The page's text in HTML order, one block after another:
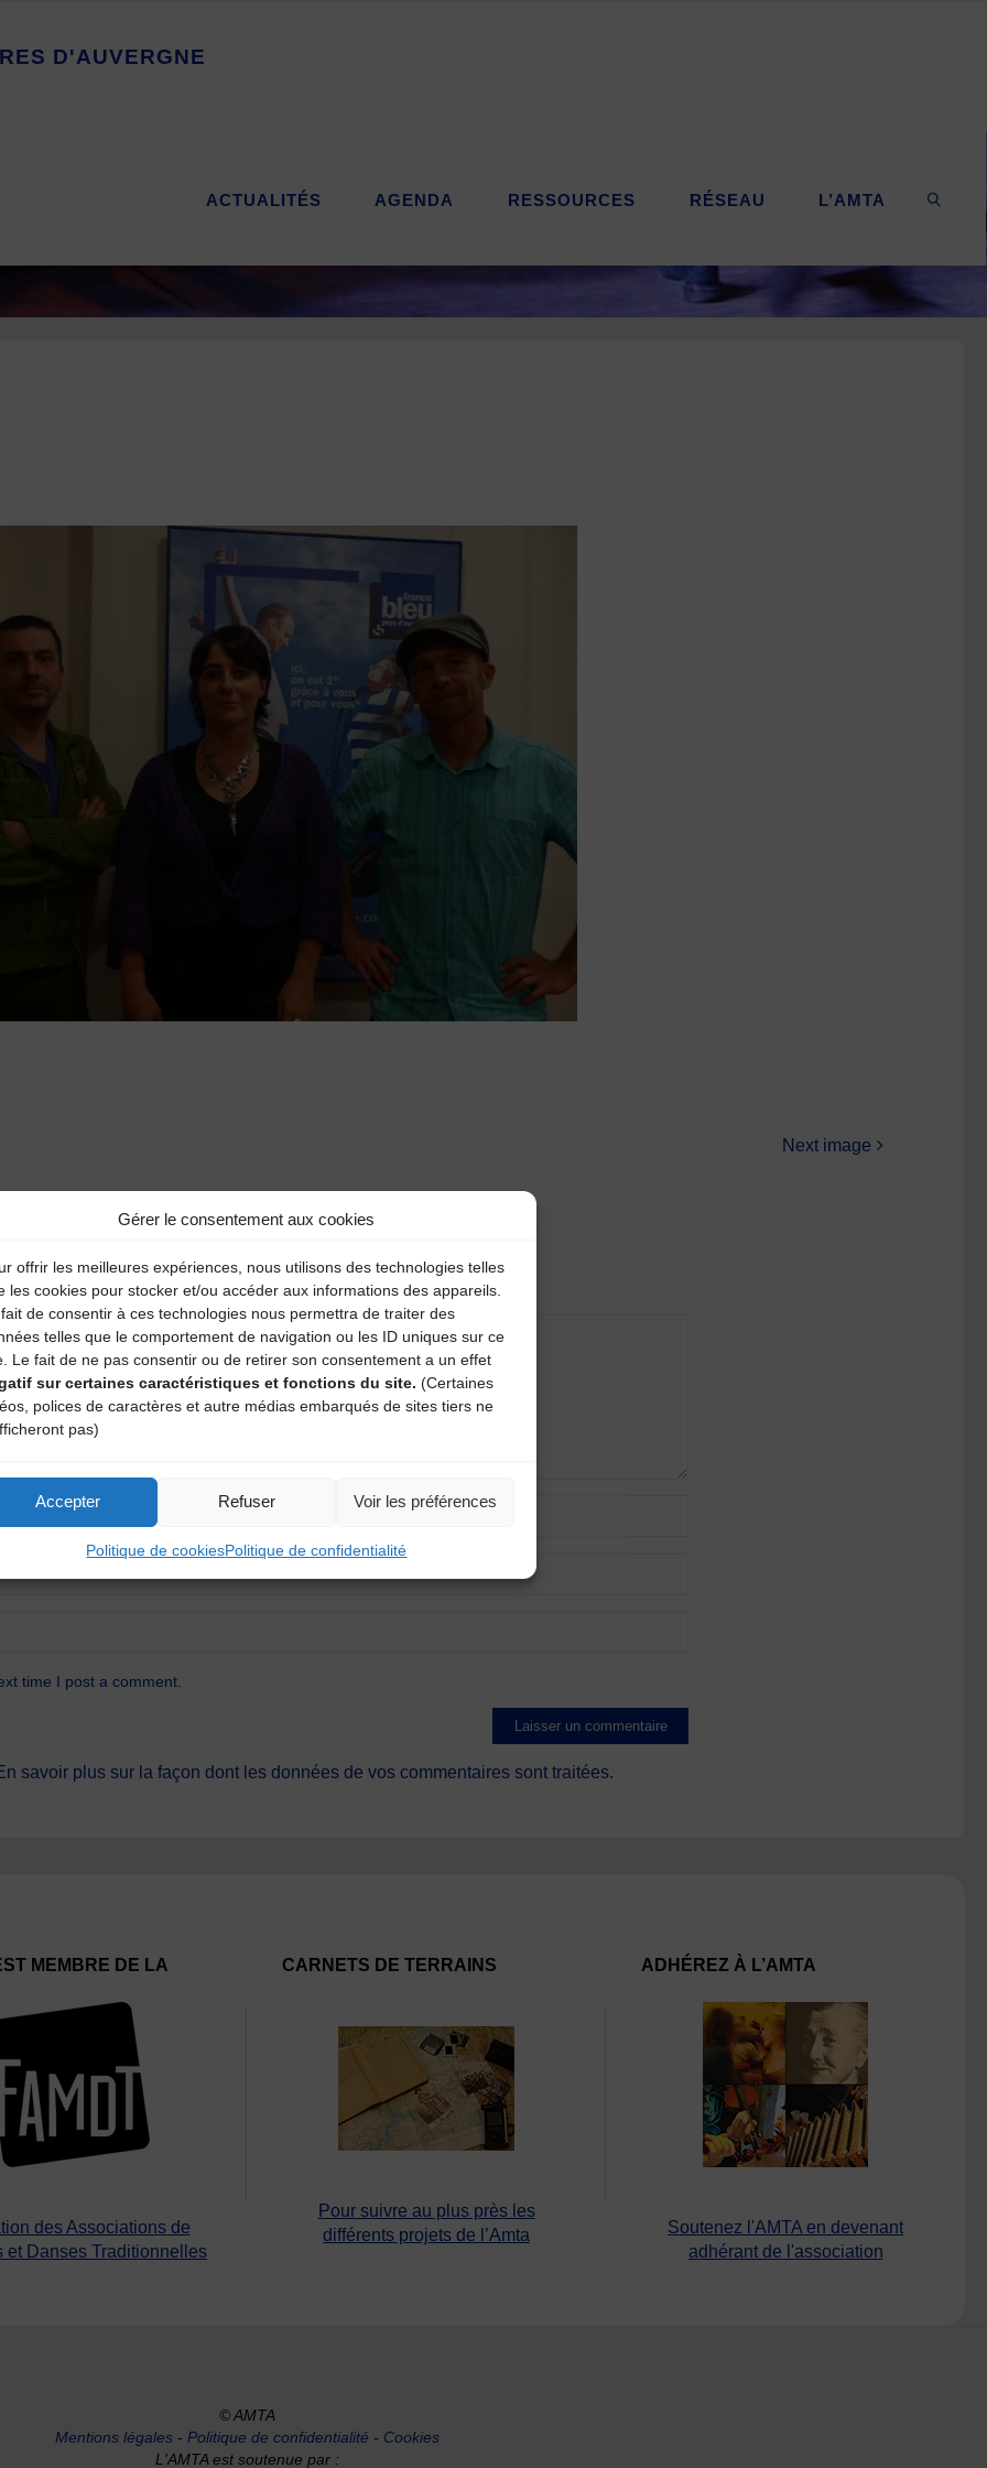
Gérer le consentement aux cookies
offrir les meilleures expériences, nous utilisons des technologies telles
les cookies pour stocker et/ou accéder aux informations des appareils.
de consentir à ces technologies nous permettra de traiter des
telles que le comportement de navigation ou les ID uniques sur ce
Le fait de ne pas consentir ou de retirer son consentement a un effet
sur certaines caractéristiques et fonctions du site. (Certaines
polices de caractères et autre médias embarqués de sites tiers ne
pas)
Accepter Refuser Voir les préférences
Politique de cookiesPolitique de confidentialité
ES D'AUVERGNE
ACTUALITÉS AGENDA RESSOURCES RÉSEAU L’AMTA
Next image
sont indiqués avec
time I post a comment.
savoir plus sur la façon dont les données de vos commentaires sont traitées.
MEMBRE DE LA
des Associations de
et Danses Traditionnelles
CARNETS DE TERRAINS
Pour suivre au plus près les
différents projets de l’Amta
ADHÉREZ À L’AMTA
Soutenez l'AMTA en devenant
adhérant de l'association
© AMTA
Mentions légales- Politique de confidentialité - Cookies
L'AMTA est soutenue par :